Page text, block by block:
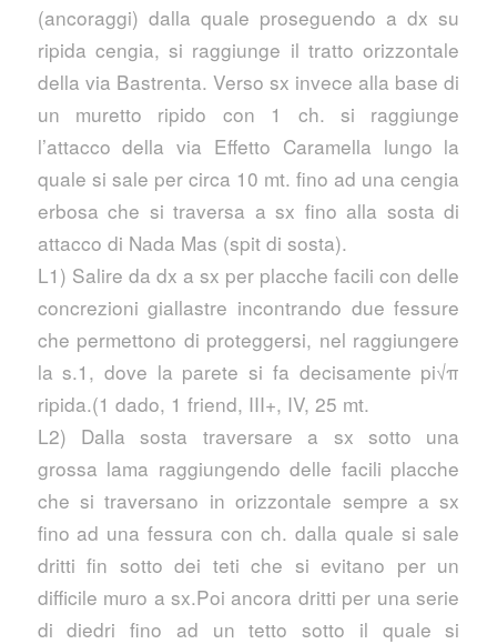
(ancoraggi) dalla quale proseguendo a dx su
ripida cengia, si raggiunge il tratto orizzontale
della via Bastrenta. Verso sx invece alla base di
un muretto ripido con 1 ch. si raggiunge
l’attacco della via Effetto Caramella lungo la
quale si sale per circa 10 mt. fino ad una cengia
erbosa che si traversa a sx fino alla sosta di
attacco di Nada Mas (spit di sosta).
L1) Salire da dx a sx per placche facili con delle
concrezioni giallastre incontrando due fessure
che permettono di proteggersi, nel raggiungere
la s.1, dove la parete si fa decisamente pi√π
ripida.(1 dado, 1 friend, III+, IV, 25 mt.
L2) Dalla sosta traversare a sx sotto una
grossa lama raggiungendo delle facili placche
che si traversano in orizzontale sempre a sx
fino ad una fessura con ch. dalla quale si sale
dritti fin sotto dei teti che si evitano per un
difficile muro a sx.Poi ancora dritti per una serie
di diedri fino ad un tetto sotto il quale si